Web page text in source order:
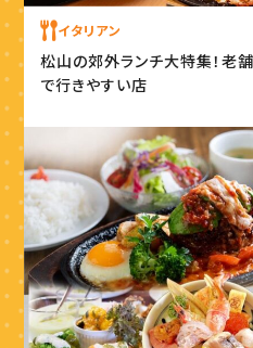
イタリアン
松山の郊外ランチ大特集！老
で行きやすい店